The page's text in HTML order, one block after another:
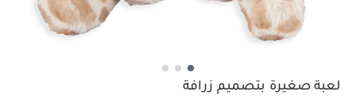
لعبة صغيرة بتصميم زرافة